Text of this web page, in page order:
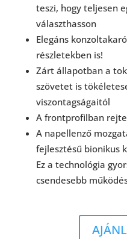
teszi, hogy teljesen
választhasson
Elegáns
részletekben is!
Zárt állapotban a
szövetet is
viszontagságaitól
A frontprofilban
A napellenző
fejlesztésű bionikus
Ez a technológia
csendesebb